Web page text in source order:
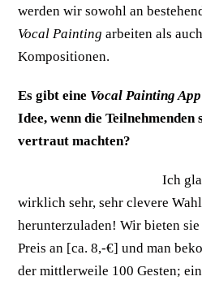
werden wir sowohl an
Vocal Painting arbeiten als
Kompositionen.
Es gibt eine Vocal Painting App
Idee, wenn die
vertraut machten?
Ich
wirklich sehr, sehr clevere
herunterzuladen! Wir bieten
Preis an [ca. 8,-€] und man
der mittlerweile 100 Gesten;